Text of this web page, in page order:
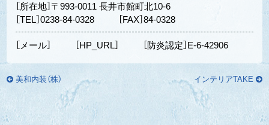
［所在地］〒993-0011 長井市館町北10-6
［TEL］0238-84-0328
［FAX］84-0328
［メール］ ［HP_URL］ ［防炎認定］E-6-42906
美和内装（株） インテリアTAKE